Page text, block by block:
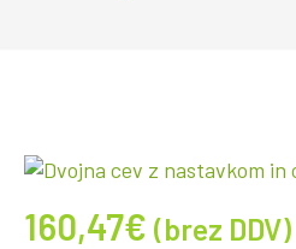
160,47€ (brez DDV)